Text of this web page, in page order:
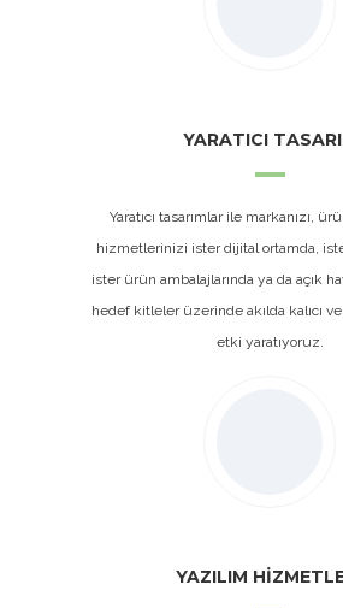
YARATICI
Yaratıcı tasarımlar ile markanızı,
hizmetlerinizi ister dijital ortamda,
ister ürün ambalajlarında ya da açık
hedef kitleler üzerinde akılda kalıcı
etki yaratıyoruz.
YAZILIM